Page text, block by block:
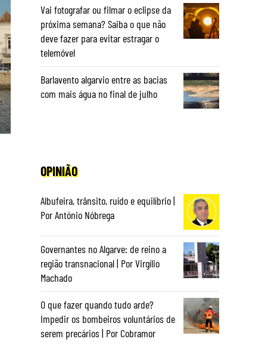
Vai fotografar ou filmar o eclipse da
próxima semana? Saiba o que não
deve fazer para evitar estragar o
telemóvel
Barlavento algarvio entre as bacias
com mais água no final de julho
OPINIÃO
Albufeira, trânsito, ruído e equilíbrio |
Por António Nóbrega
Governantes no Algarve: de reino a
região transnacional | Por Virgílio
Machado
O que fazer quando tudo arde?
Impedir os bombeiros voluntários de
serem precários | Por Cobramor